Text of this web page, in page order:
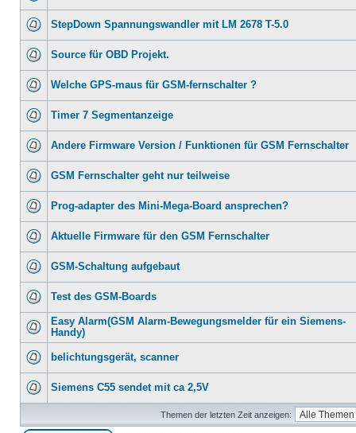
StepDown Spannungswandler mit LM 2678 T-5.0
Source für OBD Projekt.
Welche GPS-maus für GSM-fernschalter ?
Timer 7 Segmentanzeige
Andere Firmware Version / Funktionen für GSM Fernschalter
GSM Fernschalter geht nur teilweise
Prog-adapter des Mini-Mega-Board ansprechen?
Aktuelle Firmware für den GSM Fernschalter
GSM-Schaltung aufgebaut
Test des GSM-Boards
Easy Alarm(GSM Alarm-Bewegungsmelder für ein Siemens-
Handy)
belichtungsgerät, scanner
Siemens C55 sendet mit ca 2,5V
Themen der letzten Zeit anzeigen: